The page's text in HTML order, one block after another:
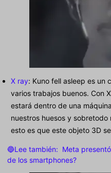
X ray: Kuno fell asleep es un
varios trabajos buenos. Con
estará dentro de una
nuestros huesos y
esto es que este objeto 3D
🔵Lee también: Meta
de los smartphones?